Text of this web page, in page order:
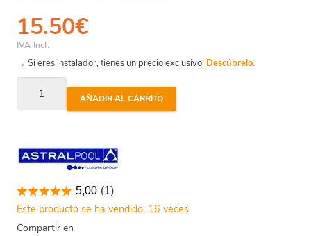
15.50€
IVA Incl.
→ Si eres instalador, tienes un precio exclusivo. Descúbrelo.
Proyector
Astral
Soporte
Proyector
Extraplano
cantidad
AÑADIR AL CARRITO
Este producto se ha vendido: 16 veces
Compartir en